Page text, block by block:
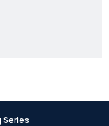
Series